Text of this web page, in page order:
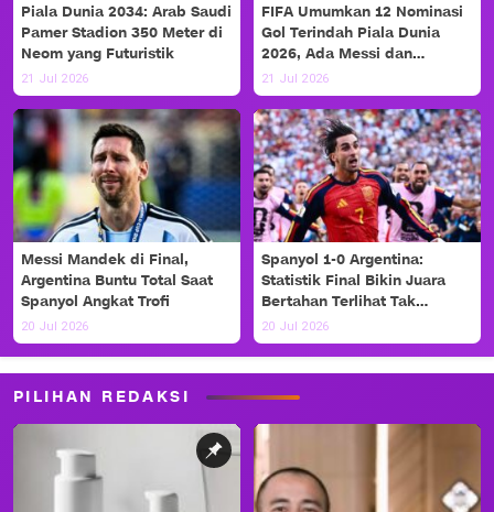
Piala Dunia 2034: Arab Saudi
Pamer Stadion 350 Meter di
Neom yang Futuristik
21 Jul 2026
FIFA Umumkan 12 Nominasi
Gol Terindah Piala Dunia
2026, Ada Messi dan
Haaland!
21 Jul 2026
Messi Mandek di Final,
Argentina Buntu Total Saat
Spanyol Angkat Trofi
20 Jul 2026
Spanyol 1-0 Argentina:
Statistik Final Bikin Juara
Bertahan Terlihat Tak
Berdaya
20 Jul 2026
PILIHAN REDAKSI